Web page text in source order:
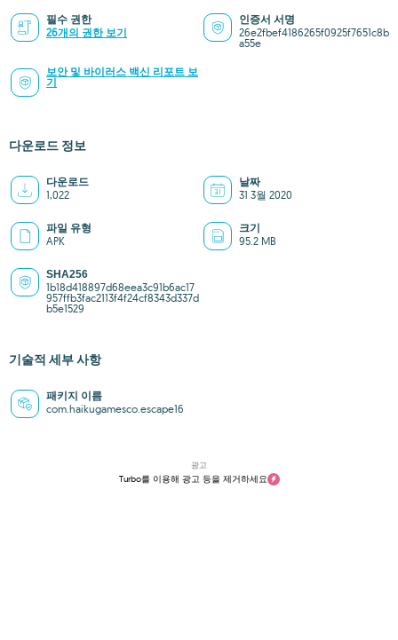
필수 권한
26개의 권한 보기
인증서 서명
26e2fbef4186265f0925f7651c8b
a55e
보안 및 바이러스 백신 리포트 보
기
다운로드 정보
다운로드
1,022
날짜
31 3월 2020
파일 유형
APK
크기
95.2 MB
SHA256
1b18d418897d68eea3c91b6ac17
957ffb3fac2113f4f24cf8343d337d
b5e1529
기술적 세부 사항
패키지 이름
com.haikugamesco.escape16
광고
Turbo를 이용해 광고 등을 제거하세요